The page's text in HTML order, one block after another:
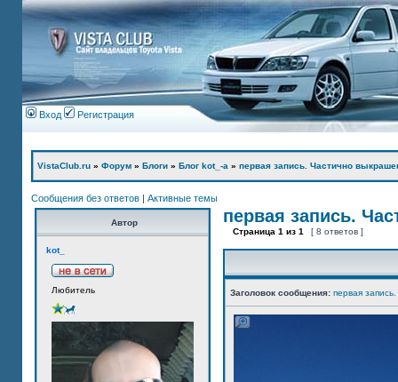
Вход Регистрация
VistaClub.ru » Форум » Блоги » Блог kot_-а » первая запись. Частично
Сообщения без ответов | Активные темы
Автор
kot_
Любитель
первая запись.
Страница 1 из 1 [ 8 ответов ]
Заголовок сообщения: первая